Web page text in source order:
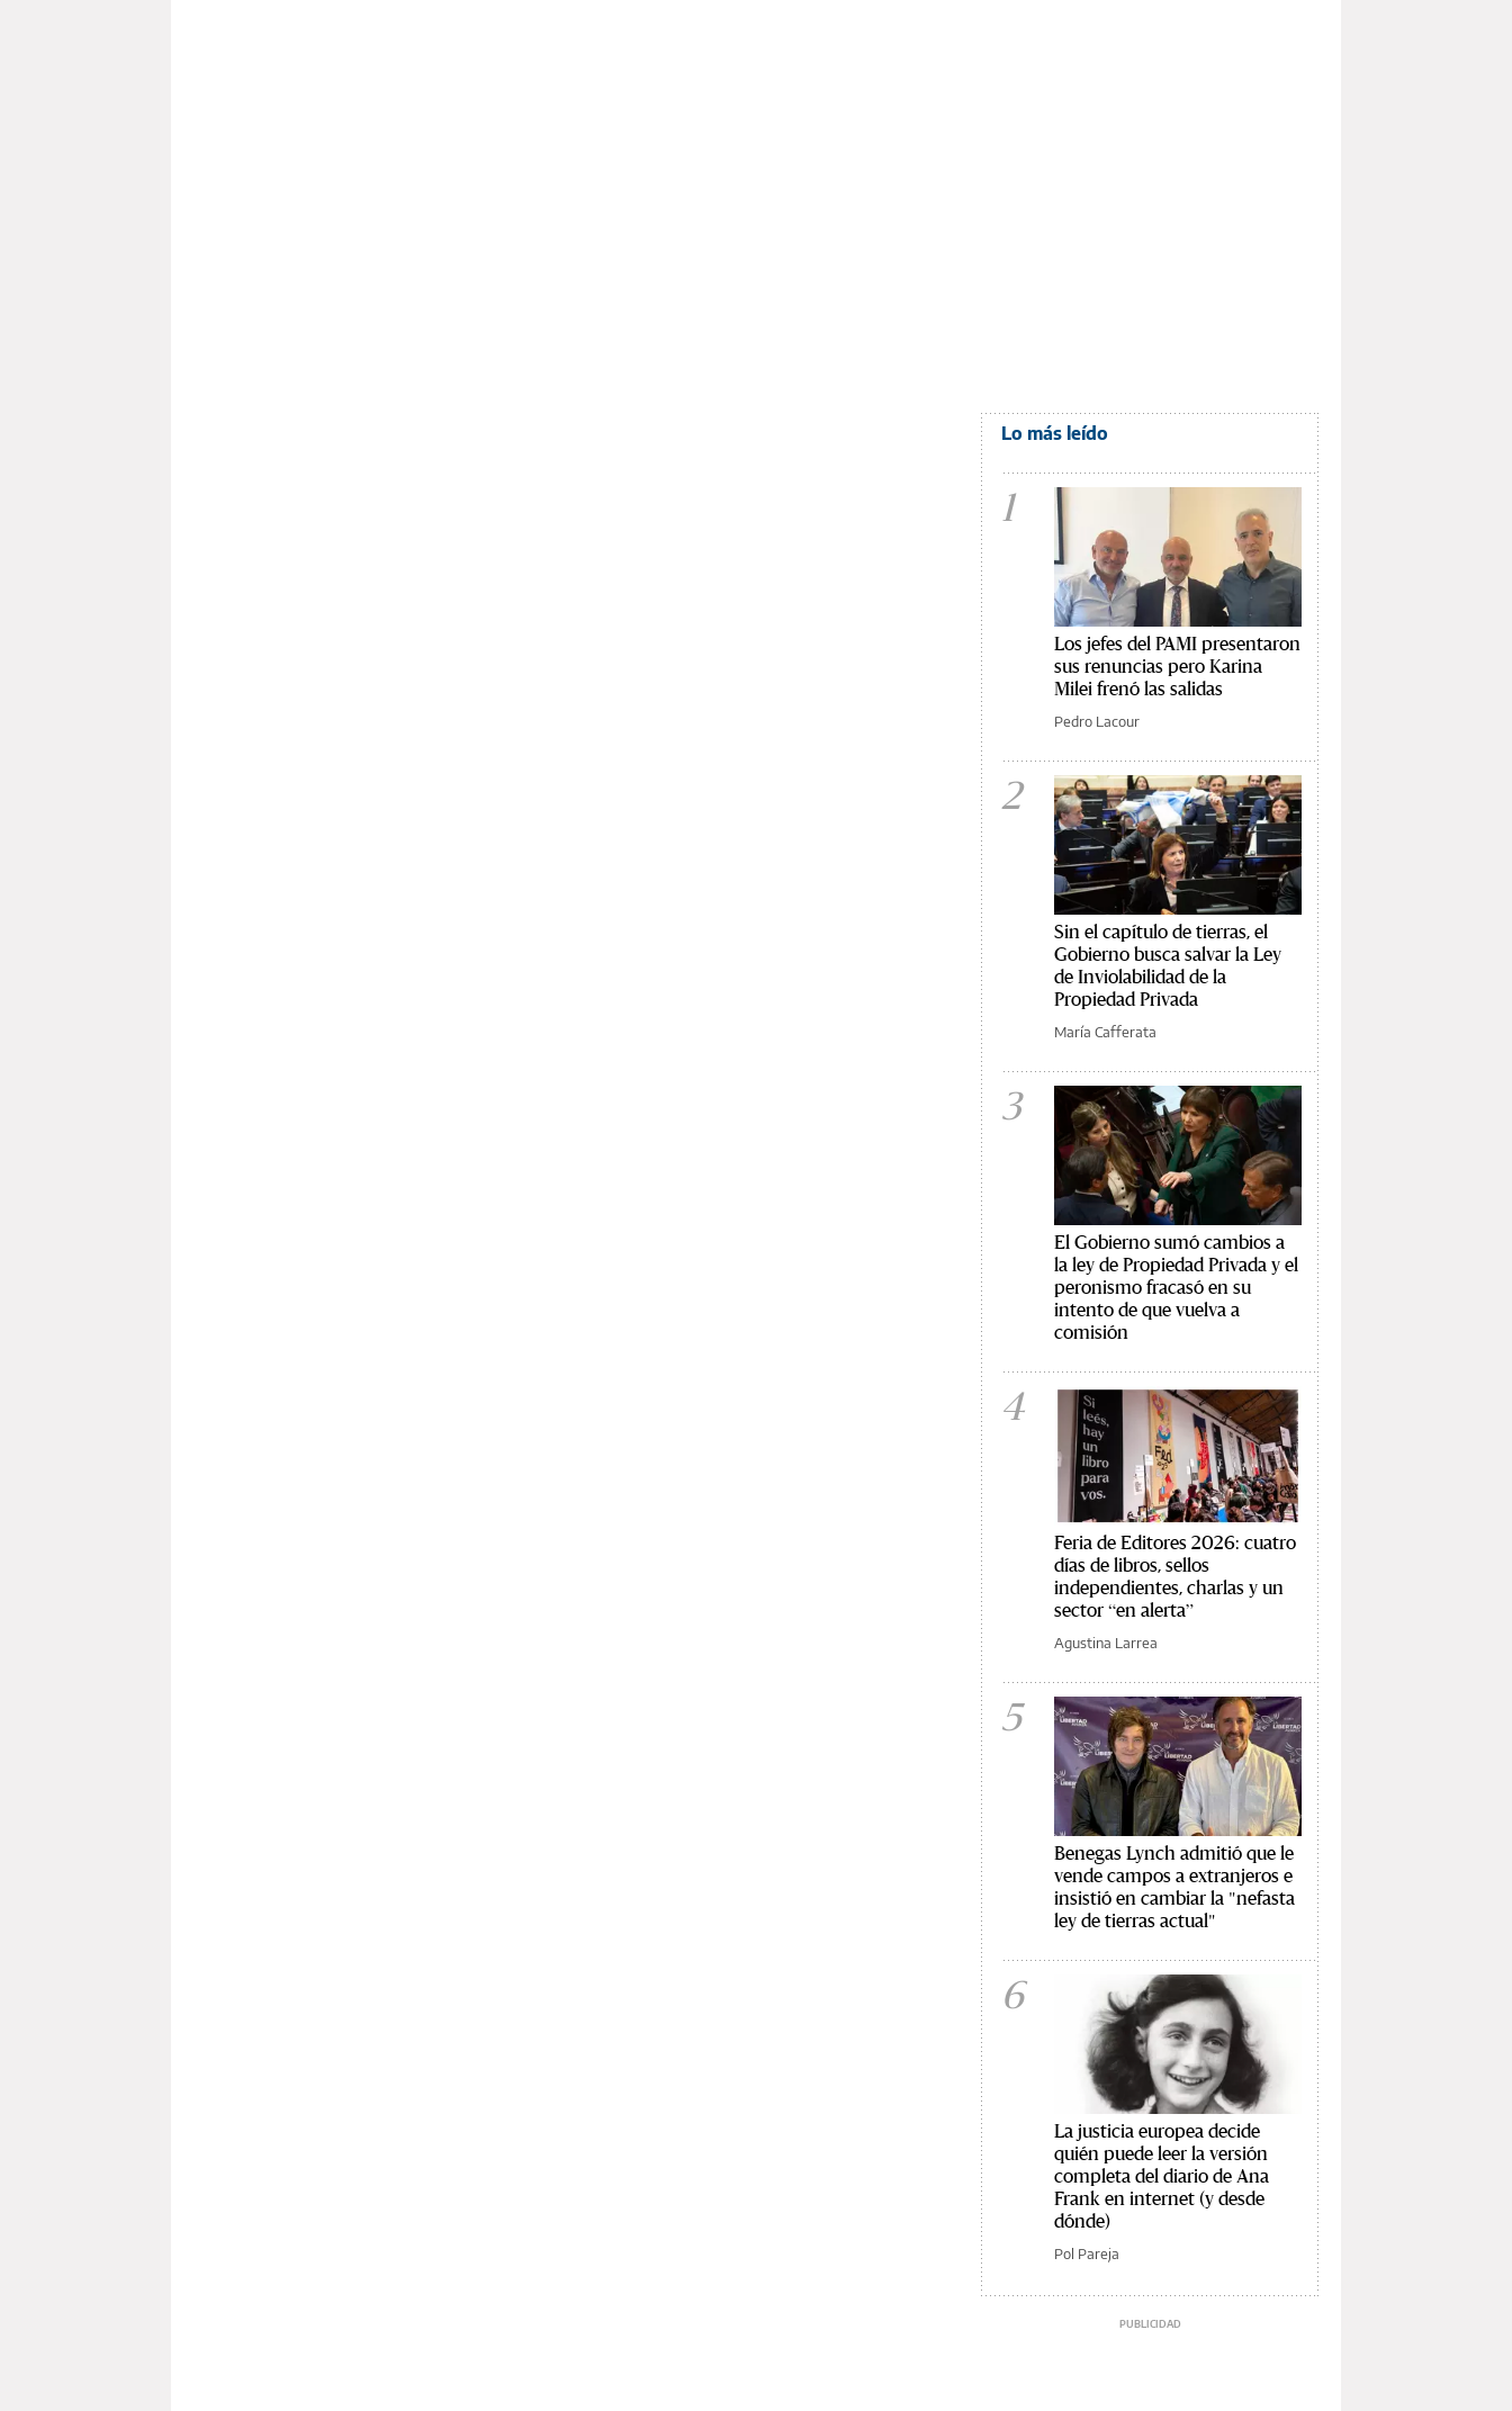
Lo más leído
1
Los jefes del PAMI presentaron
sus renuncias pero Karina
Milei frenó las salidas
Pedro Lacour
2
Sin el capítulo de tierras, el
Gobierno busca salvar la Ley
de Inviolabilidad de la
Propiedad Privada
María Cafferata
3
El Gobierno sumó cambios a
la ley de Propiedad Privada y el
peronismo fracasó en su
intento de que vuelva a
comisión
4
Feria de Editores 2026: cuatro
días de libros, sellos
independientes, charlas y un
sector “en alerta”
Agustina Larrea
5
Benegas Lynch admitió que le
vende campos a extranjeros e
insistió en cambiar la "nefasta
ley de tierras actual"
6
La justicia europea decide
quién puede leer la versión
completa del diario de Ana
Frank en internet (y desde
dónde)
Pol Pareja